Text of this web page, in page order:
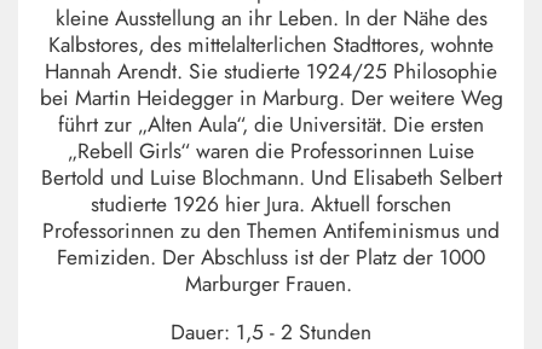
kleine Ausstellung an ihr Leben. In der Nähe des
Kalbstores, des mittelalterlichen Stadttores, wohnte
Hannah Arendt. Sie studierte 1924/25 Philosophie
bei Martin Heidegger in Marburg. Der weitere Weg
führt zur „Alten Aula“, die Universität. Die ersten
„Rebell Girls“ waren die Professorinnen Luise
Bertold und Luise Blochmann. Und Elisabeth Selbert
studierte 1926 hier Jura. Aktuell forschen
Professorinnen zu den Themen Antifeminismus und
Femiziden. Der Abschluss ist der Platz der 1000
Marburger Frauen.
Dauer: 1,5 - 2 Stunden